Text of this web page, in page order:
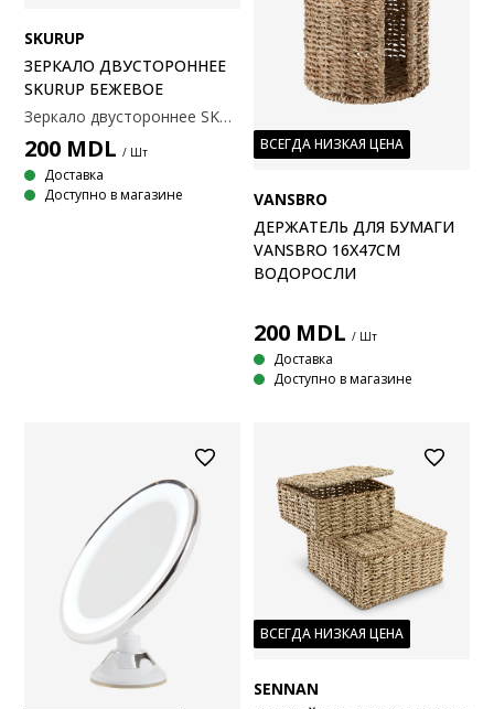
SKURUP
ЗЕРКАЛО ДВУСТОРОННЕЕ
SKURUP БЕЖЕВОЕ
Зеркало двустороннее SKURUP бежевое
200 MDL / Шт
Доставка
Доступно в магазине
ВСЕГДА НИЗКАЯ ЦЕНА
VANSBRO
ДЕРЖАТЕЛЬ ДЛЯ БУМАГИ
VANSBRO 16X47СМ
ВОДОРОСЛИ
200 MDL / Шт
Доставка
Доступно в магазине
ВСЕГДА НИЗКАЯ ЦЕНА
SENNAN